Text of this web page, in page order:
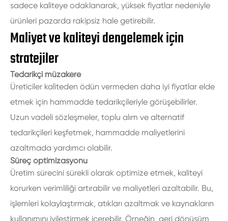
sadece kaliteye odaklanarak, yüksek fiyatlar nedeniyle
ürünleri pazarda rakipsiz hale getirebilir.
Maliyet ve kaliteyi dengelemek için
stratejiler
Tedarikçi müzakere
Üreticiler kaliteden ödün vermeden daha iyi fiyatlar elde
etmek için hammadde tedarikçileriyle görüşebilirler.
Uzun vadeli sözleşmeler, toplu alım ve alternatif
tedarikçileri keşfetmek, hammadde maliyetlerini
azaltmada yardımcı olabilir.
Süreç optimizasyonu
Üretim sürecini sürekli olarak optimize etmek, kaliteyi
korurken verimliliği artırabilir ve maliyetleri azaltabilir. Bu,
işlemleri kolaylaştırmak, atıkları azaltmak ve kaynakların
kullanımını iyileştirmek içerebilir. Örneğin, geri dönüşüm